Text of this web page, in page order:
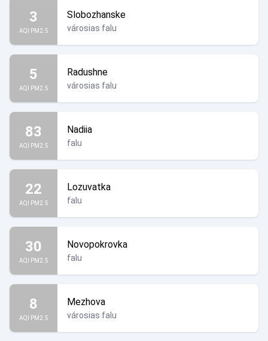
3
AQI PM2.5
Slobozhanske
városias falu
5
AQI PM2.5
Radushne
városias falu
83
AQI PM2.5
Nadiia
falu
22
AQI PM2.5
Lozuvatka
falu
30
AQI PM2.5
Novopokrovka
falu
8
AQI PM2.5
Mezhova
városias falu